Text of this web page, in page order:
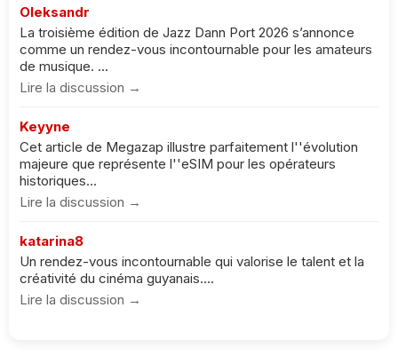
Oleksandr
La troisième édition de Jazz Dann Port 2026 s’annonce
comme un rendez-vous incontournable pour les amateurs
de musique. ...
Lire la discussion →
Keyyne
Cet article de Megazap illustre parfaitement l''évolution
majeure que représente l''eSIM pour les opérateurs
historiques...
Lire la discussion →
katarina8
Un rendez-vous incontournable qui valorise le talent et la
créativité du cinéma guyanais....
Lire la discussion →